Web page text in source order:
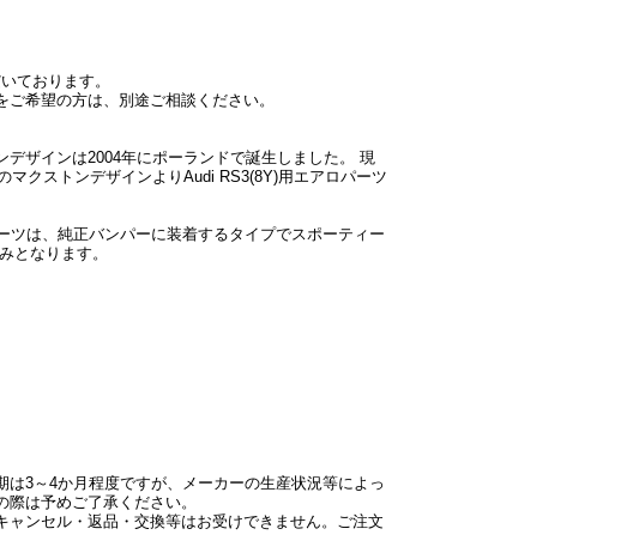
ております。
希望の方は、別途ご相談ください。
ザインは2004年にポーランドで誕生しました。 現
クストンデザインよりAudi RS3(8Y)用エアロパーツ
は、純正バンパーに装着するタイプでスポーティー
となります。
3～4か月程度ですが、メーカーの生産状況等によっ
は予めご了承ください。
ャンセル・返品・交換等はお受けできません。ご注文